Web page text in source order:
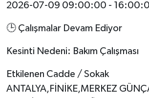
2026-07-09 09:00:00 -
🕒 Çalışmalar Devam Ediyor
Kesinti Nedeni: Bakım Çalışması
Etkilenen Cadde / Sokak
ANTALYA,FİNİKE,MERKEZ